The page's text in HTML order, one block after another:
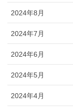
2024年8月
2024年7月
2024年6月
2024年5月
2024年4月